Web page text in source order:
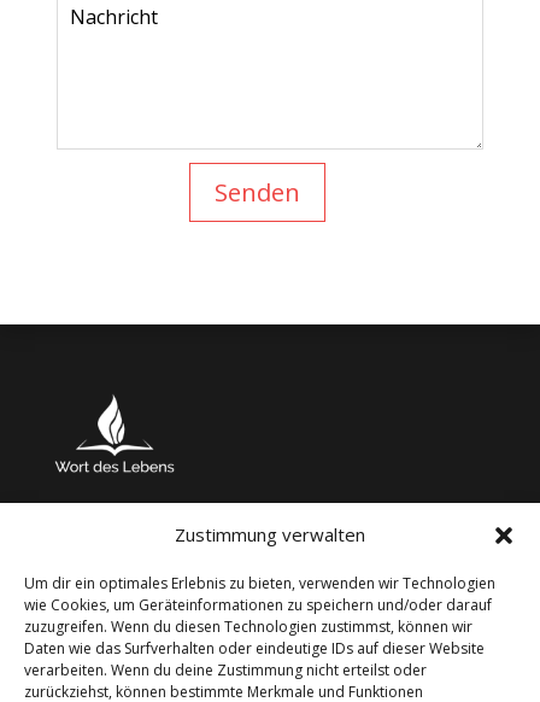
Zustimmung verwalten
Um dir ein optimales Erlebnis zu bieten, verwenden wir Technologien
wie Cookies, um Geräteinformationen zu speichern und/oder darauf
zuzugreifen. Wenn du diesen Technologien zustimmst, können wir
Daten wie das Surfverhalten oder eindeutige IDs auf dieser Website
verarbeiten. Wenn du deine Zustimmung nicht erteilst oder
zurückziehst, können bestimmte Merkmale und Funktionen
Senden
Impressum
Datenschutz
Spenden